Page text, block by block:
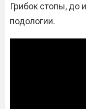
Грибок стопы, до
подологии.